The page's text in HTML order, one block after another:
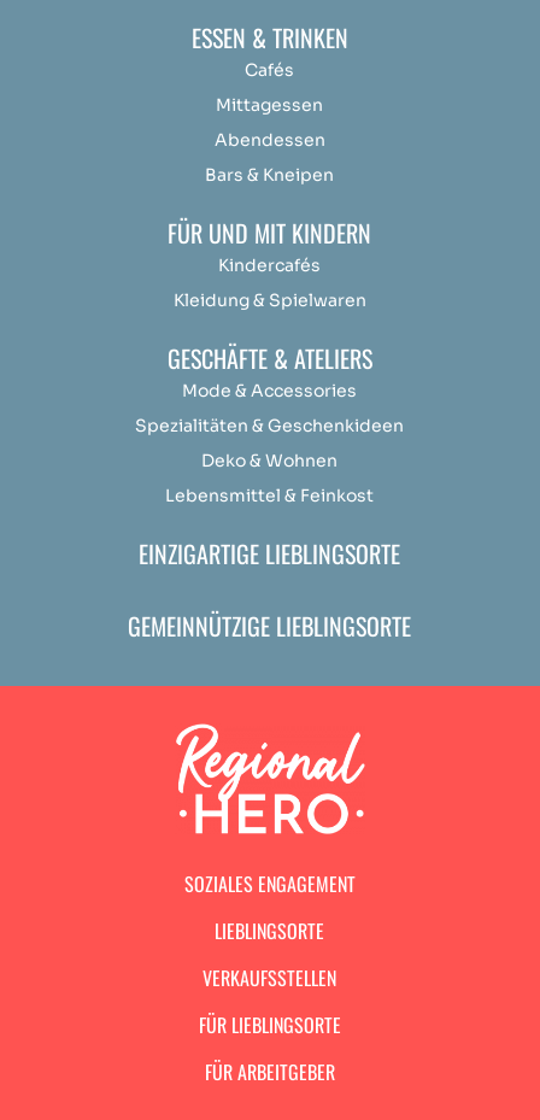
ESSEN & TRINKEN
Cafés
Mittagessen
Abendessen
Bars & Kneipen
FÜR UND MIT KINDERN
Kindercafés
Kleidung & Spielwaren
GESCHÄFTE & ATELIERS
Mode & Accessories
Spezialitäten & Geschenkideen
Deko & Wohnen
Lebensmittel & Feinkost
EINZIGARTIGE LIEBLINGSORTE
GEMEINNÜTZIGE LIEBLINGSORTE
SOZIALES ENGAGEMENT
LIEBLINGSORTE
VERKAUFSSTELLEN
FÜR LIEBLINGSORTE
FÜR ARBEITGEBER